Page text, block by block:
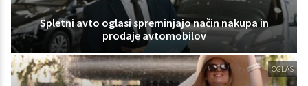
Spletni avto oglasi spreminjajo način nakupa in
prodaje avtomobilov
OGLAS